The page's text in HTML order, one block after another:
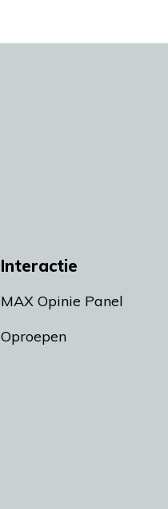
Interactie
MAX Opinie Panel
Oproepen